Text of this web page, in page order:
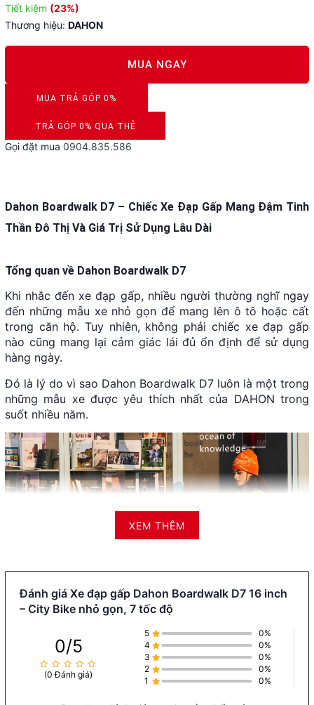
Tiết kiệm (23%)
Thương hiệu: DAHON
MUA NGAY
MUA TRẢ GÓP 0%
DUYỆT HỒ SƠ RONG 5 PHÚT
TRẢ GÓP 0% QUA THẺ
VISA, MASTERCARD, JCB, AMEX
Gọi đặt mua 0904.835.586
Dahon Boardwalk D7 – Chiếc Xe Đạp Gấp Mang Đậm Tinh
Thần Đô Thị Và Giá Trị Sử Dụng Lâu Dài
Tổng quan về Dahon Boardwalk D7
Khi nhắc đến xe đạp gấp, nhiều người thường nghĩ ngay
đến những mẫu xe nhỏ gọn để mang lên ô tô hoặc cất
trong căn hộ. Tuy nhiên, không phải chiếc xe đạp gấp
nào cũng mang lại cảm giác lái đủ ổn định để sử dụng
hàng ngày.
Đó là lý do vì sao Dahon Boardwalk D7 luôn là một trong
những mẫu xe được yêu thích nhất của DAHON trong
suốt nhiều năm.
Đây không phải là mẫu xe được tạo ra để chạy thật
nhanh hay sở hữu những công nghệ hào nhoáng. Thay
vào đó, Boardwalk D7 hướng tới sự cân bằng giữa:
XEM THÊM
Đánh giá Xe đạp gấp Dahon Boardwalk D7 16 inch
– City Bike nhỏ gọn, 7 tốc độ
0/5
(0 Đánh giá)
5
0%
4
0%
3
0%
2
0%
1
0%